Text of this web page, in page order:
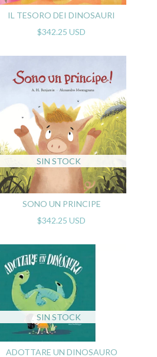
IL TESORO DEI DINOSAURI
$342.25 USD
SIN STOCK
SONO UN PRINCIPE
$342.25 USD
SIN STOCK
ADOTTARE UN DINOSAURO